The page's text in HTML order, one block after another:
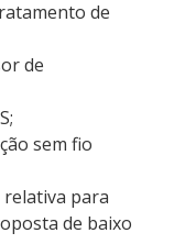
de
de
sem fio
relativa para
de baixo